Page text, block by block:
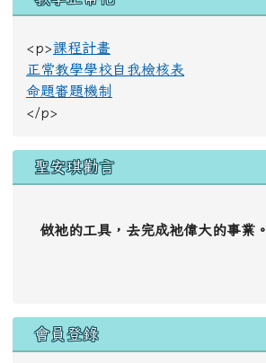
<p>課程計畫
正常教學學校自我檢核表
命題審題機制
</p>
聖安琪勸言
做祂的工具，去完成祂偉大的事業。
會員登錄